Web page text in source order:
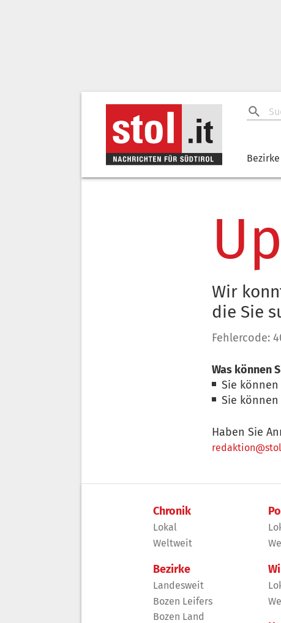
Bezirke
Wir
die Sie
Fehlercode:
Was können
Sie
Sie
Haben Sie
Chronik
Lokal
Weltweit
Bezirke
Landesweit
Bozen Leifers
Bozen Land